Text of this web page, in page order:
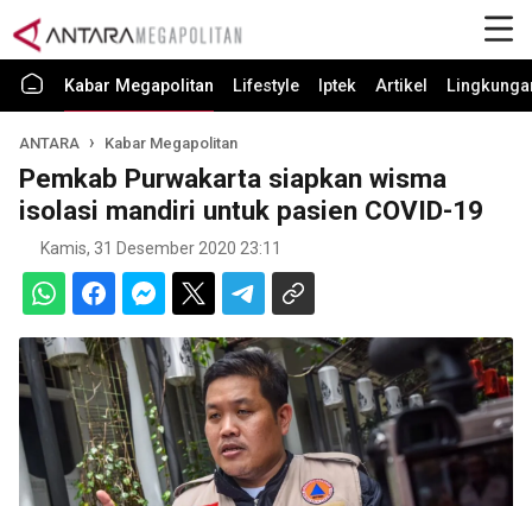
Kabar Megapolitan Lifestyle Iptek Artikel
ANTARA Kabar Megapolitan
Pemkab Purwakarta siapkan wisma
isolasi mandiri untuk pasien COVID-19
Kamis, 31 Desember 2020 23:11